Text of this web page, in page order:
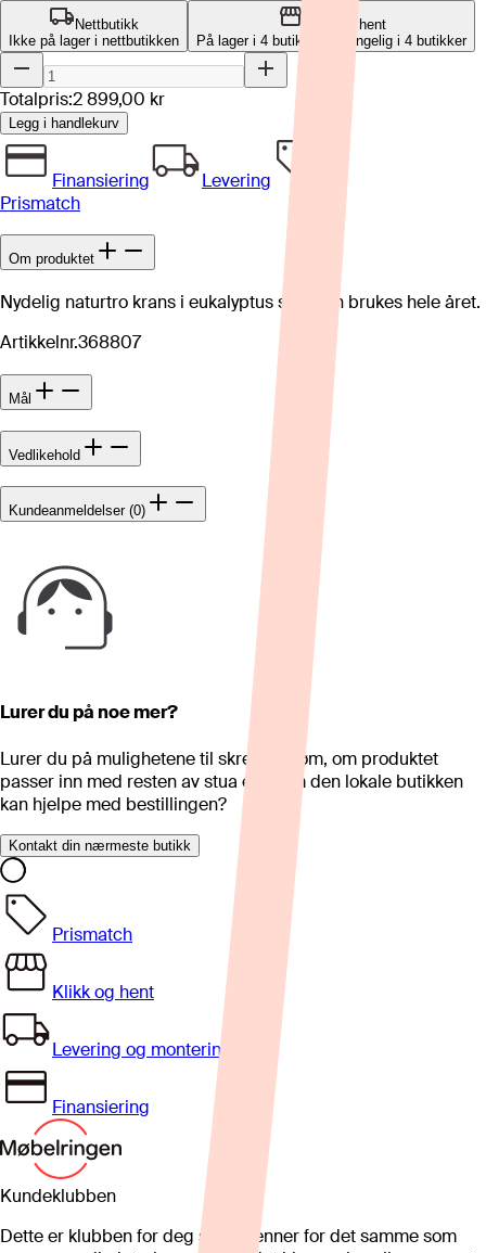
Nettbutikk
Ikke på lager i nettbutikken
Klikk og hent
På lager i 4 butikker
Tilgjengelig i 4 butikker
Totalpris:2 899,00 kr
Legg i handlekurv
Finansiering
Levering
Prismatch
Om produktet
Nydelig naturtro krans i eukalyptus som kan brukes hele året.
Artikkelnr.368807
Mål
Vedlikehold
Kundeanmeldelser (0)
Lurer du på noe mer?
Lurer du på mulighetene til skreddersøm, om produktet
passer inn med resten av stua eller om den lokale butikken
kan hjelpe med bestillingen?
Kontakt din nærmeste butikk
Prismatch
Klikk og hent
Levering og montering
Finansiering
Kundeklubben
Dette er klubben for deg som brenner for det samme som